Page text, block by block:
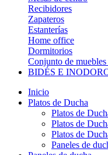
Recibidores
Zapateros
Estanterías
Home office
Dormitorios
Conjunto de muebles
BIDÉS E
Inicio
Platos de Ducha
Platos de
Platos de
Platos de
Paneles de